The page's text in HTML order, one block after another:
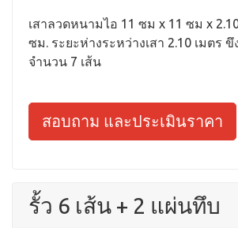
เสาลวดหนามไอ 11 ซม x 11 ซม x
ซม. ระยะห่างระหว่างเสา 2.10 เมตร
จำนวน 7 เส้น
สอบถาม และประเมินราคา
รั้ว 6 เส้น + 2 แผ่นทึบ